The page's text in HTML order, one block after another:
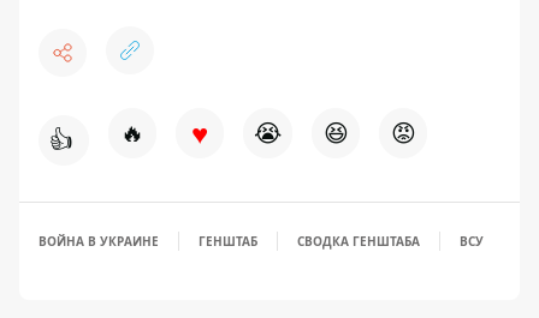
👍 🔥 ♥ 😭 😆 😡
ВОЙНА В УКРАИНЕ ГЕНШТАБ СВОДКА ГЕНШТАБА ВСУ